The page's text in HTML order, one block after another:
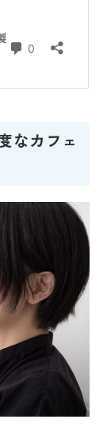
なカフェ